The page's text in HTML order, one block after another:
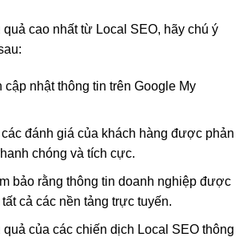
cao nhất từ Local SEO, hãy chú ý
nhật thông tin trên Google My
đánh giá của khách hàng được phản
chóng và tích cực.
bảo rằng thông tin doanh nghiệp được
cả các nền tảng trực tuyến.
của các chiến dịch Local SEO thông